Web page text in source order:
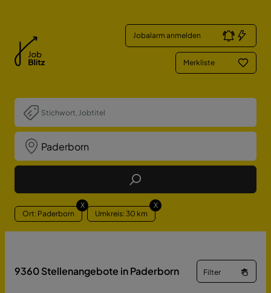
Jobalarm anmelden
Merkliste
Job Finden
Ort: Paderborn
X
Umkreis: 30 km
X
9360Stellenangebote in Paderborn Filter